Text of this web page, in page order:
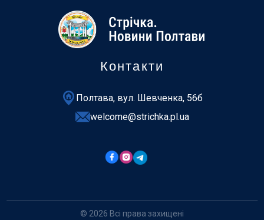
Контакти
Полтава, вул. Шевченка, 56б
welcome@strichka.pl.ua
© 2026 Всі права захищені